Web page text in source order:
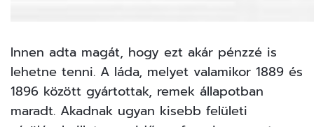
Innen adta magát, hogy ezt akár pénzzé is
lehetne tenni. A láda, melyet valamikor 1889 és
1896 között gyártottak, remek állapotban
maradt. Akadnak ugyan kisebb felületi